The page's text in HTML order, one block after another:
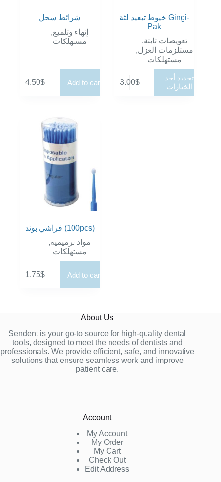
شرائط سحل
إنهاء وتلميع,
مستهلكات
4.50$ Add to cart
خيوط تبعيد لثة Gingi-
Pak
تعويضات ثابتة,
مستلزمات العزل,
مستهلكات
3.00$
تحديد أحد
الخيارات
العديد
فراشي بوند (100pcs)
مواد ترميمية,
مستهلكات
1.75$ Add to cart
About Us
Sendent is your go-to source for high-quality dental
tools, designed to meet the needs of dentists and
professionals. We provide efficient, safe, and innovative
solutions that ensure seamless work and improve
patient care.
Account
My Account
My Order
My Cart
Check Out
Edit Address